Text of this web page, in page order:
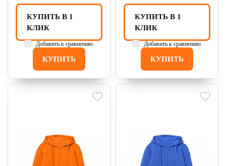
КУПИТЬ
КУПИТЬ В 1
КЛИК
Добавить к сравнению
КУПИТЬ
КУПИТЬ В 1
КЛИК
Добавить к сравнению